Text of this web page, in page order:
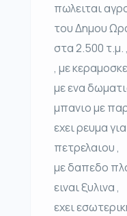
πωλειται
του Δημου
στα 2.500 τ.μ.
, με
με ενα
μπανιο με
εχει ρευμα
πετρελαιου ,
με δαπεδο
ειναι ξυλινα ,
εχει